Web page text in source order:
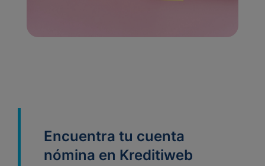
Encuentra tu cuenta
nómina en Kreditiweb